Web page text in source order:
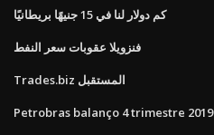
كم دولار لنا في 15 جنيهًا بريطانيًا
فنزويلا عقوبات سعر النفط
Trades.biz المستقبل
Petrobras balanço 4 trimestre 2019